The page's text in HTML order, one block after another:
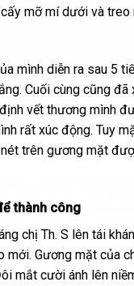
mỡ mí dưới và
mình diễn ra sau 5
Cuối cùng cũng đã
vết thương mình
rất xúc động. Tuy
trên gương mặt
thành công
chị Th. S lên tái
mới. Gương mặt của
mắt cười ánh lên